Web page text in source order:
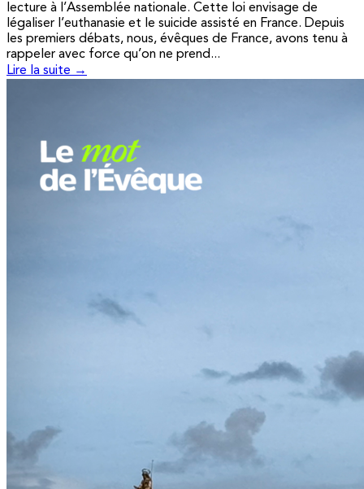
lecture à l’Assemblée nationale. Cette loi envisage de
légaliser l’euthanasie et le suicide assisté en France. Depuis
les premiers débats, nous, évêques de France, avons tenu à
rappeler avec force qu’on ne prend...
Lire la suite →